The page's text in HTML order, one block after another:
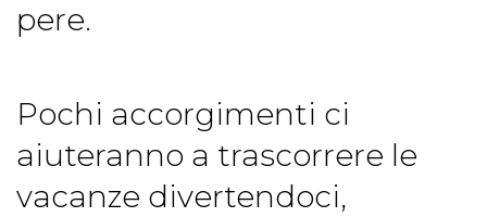
pere.
Pochi accorgimenti ci
aiuteranno a trascorrere le
vacanze divertendoci,